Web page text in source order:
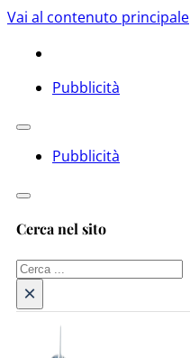
Vai al contenuto principale
Pubblicità
Pubblicità
Cerca nel sito
Cerca
×